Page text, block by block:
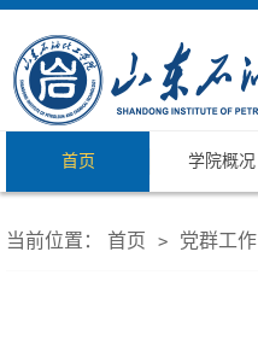
首页 学院概况
当前位置： 首页 > 党群工作